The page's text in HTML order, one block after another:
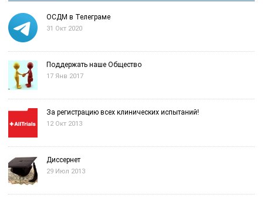
ОСДМ в Телеграме
31 Окт 2020
Поддержать наше Общество
17 Янв 2017
За регистрацию всех клинических испытаний!
12 Окт 2013
Диссернет
29 Июл 2013